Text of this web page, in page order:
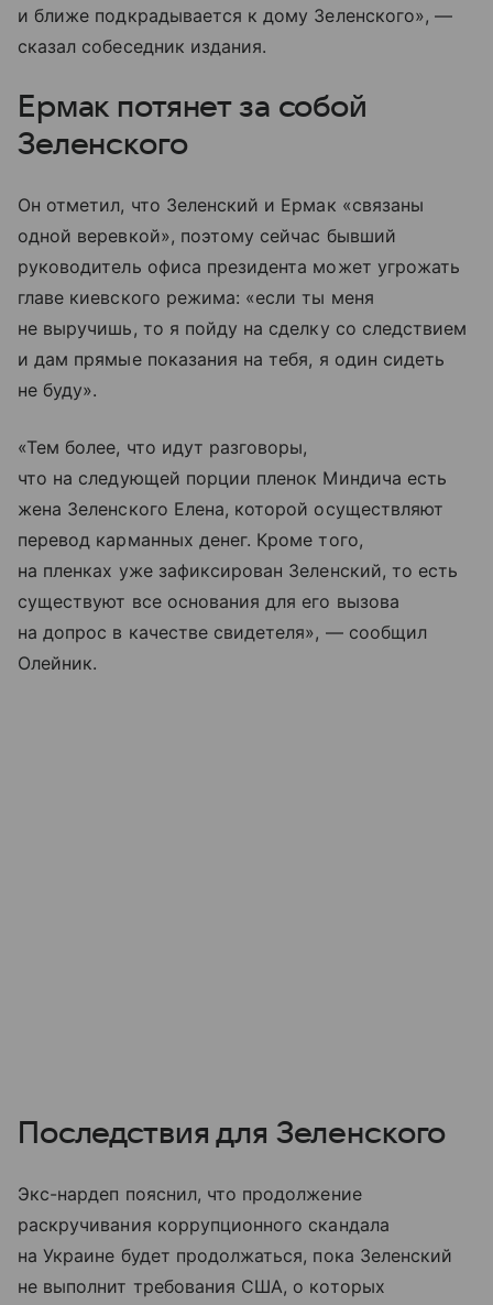
и ближе подкрадывается к дому Зеленского», —
сказал собеседник издания.
Ермак потянет за собой
Зеленского
Он отметил, что Зеленский и Ермак «связаны
одной веревкой», поэтому сейчас бывший
руководитель офиса президента может угрожать
главе киевского режима: «если ты меня
не выручишь, то я пойду на сделку со следствием
и дам прямые показания на тебя, я один сидеть
не буду».
«Тем более, что идут разговоры,
что на следующей порции пленок Миндича есть
жена Зеленского Елена, которой осуществляют
перевод карманных денег. Кроме того,
на пленках уже зафиксирован Зеленский, то есть
существуют все основания для его вызова
на допрос в качестве свидетеля», — сообщил
Олейник.
Последствия для Зеленского
Экс-нардеп пояснил, что продолжение
раскручивания коррупционного скандала
на Украине будет продолжаться, пока Зеленский
не выполнит требования США, о которых